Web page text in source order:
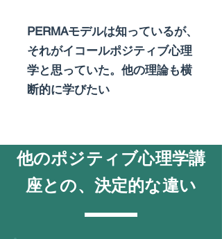
PERMAモデルは知っているが、
それがイコールポジティブ心理
学と思っていた。他の理論も横
断的に学びたい​
​他のポジティブ心理学講
座との、決定的な違い